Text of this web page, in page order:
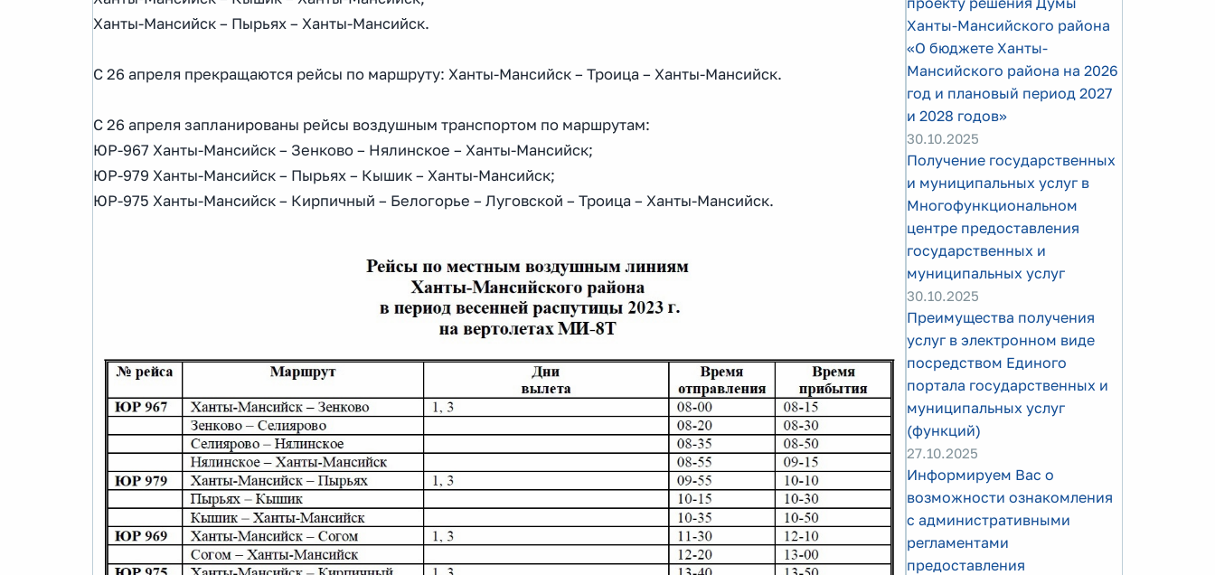
Ханты-Мансийск – Пырьях – Ханты-Мансийск.
С 26 апреля прекращаются рейсы по маршруту: Ханты-Мансийск – Троица – Ханты-Мансийск.
С 26 апреля запланированы рейсы воздушным транспортом по маршрутам:
ЮР-967 Ханты-Мансийск – Зенково – Нялинское – Ханты-Мансийск;
ЮР-979 Ханты-Мансийск – Пырьях – Кышик – Ханты-Мансийск;
ЮР-975 Ханты-Мансийск – Кирпичный – Белогорье – Луговской – Троица – Ханты-Мансийск.
Ханты-Мансийского района
«О бюджете Ханты-
Мансийского района на 2026
год и плановый период 2027
и 2028 годов»
30.10.2025
Получение государственных
и муниципальных услуг в
Многофункциональном
центре предоставления
государственных и
муниципальных услуг
30.10.2025
Преимущества получения
услуг в электронном виде
посредством Единого
портала государственных и
муниципальных услуг
(функций)
27.10.2025
Информируем Вас о
возможности ознакомления
с административными
регламентами
предоставления